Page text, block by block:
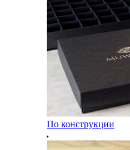
По конструкции